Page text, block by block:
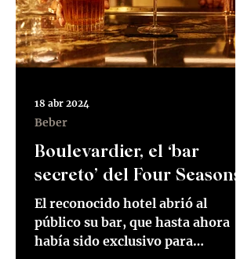
Boulevardier, el ‘bar
secreto’ del Four Seasons
El reconocido hotel abrió al
público su bar, que hasta ahora
había sido exclusivo para
Beber
18 abr 2024